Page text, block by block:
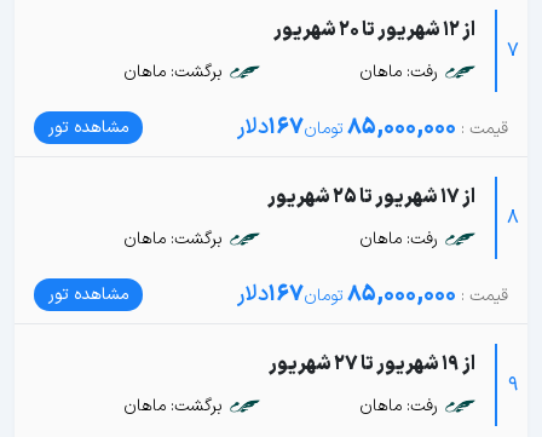
7
از 12 شهریور تا 20 شهریور
رفت: ماهان برگشت: ماهان
85,000,000
167دلار مشاهده تور
8
از 17 شهریور تا 25 شهریور
رفت: ماهان برگشت: ماهان
85,000,000
167دلار مشاهده تور
9
از 19 شهریور تا 27 شهریور
رفت: ماهان برگشت: ماهان